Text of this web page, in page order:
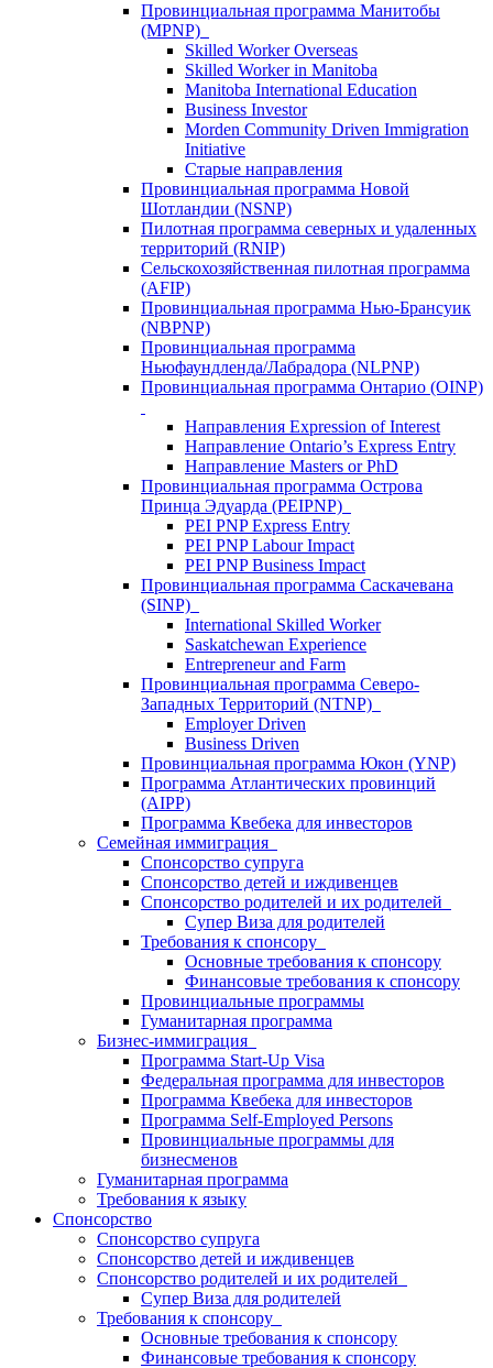
Провинциальная программа Манитобы
(MPNP)
Skilled Worker Overseas
Skilled Worker in Manitoba
Manitoba International Education
Business Investor
Morden Community Driven Immigration
Initiative
Старые направления
Провинциальная программа Новой
Шотландии (NSNP)
Пилотная программа северных и удаленных
территорий (RNIP)
Сельскохозяйственная пилотная программа
(AFIP)
Провинциальная программа Нью-Брансуик
(NBPNP)
Провинциальная программа
Ньюфаундленда/Лабрадора (NLPNP)
Провинциальная программа Онтарио (OINP)
Направления Expression of Interest
Направление Ontario’s Express Entry
Направление Masters or PhD
Провинциальная программа Острова
Принца Эдуарда (PEIPNP)
PEI PNP Express Entry
PEI PNP Labour Impact
PEI PNP Business Impact
Провинциальная программа Саскачевана
(SINP)
International Skilled Worker
Saskatchewan Experience
Entrepreneur and Farm
Провинциальная программа Северо-
Западных Территорий (NTNP)
Employer Driven
Business Driven
Провинциальная программа Юкон (YNP)
Программа Атлантических провинций
(AIPP)
Программа Квебека для инвесторов
Семейная иммиграция
Спонсорство супруга
Спонсорство детей и иждивенцев
Спонсорство родителей и их родителей
Супер Виза для родителей
Требования к спонсору
Основные требования к спонсору
Финансовые требования к спонсору
Провинциальные программы
Гуманитарная программа
Бизнес-иммиграция
Программа Start-Up Visa
Федеральная программа для инвесторов
Программа Квебека для инвесторов
Программа Self-Employed Persons
Провинциальные программы для
бизнесменов
Гуманитарная программа
Требования к языку
Спонсорство
Спонсорство супруга
Спонсорство детей и иждивенцев
Спонсорство родителей и их родителей
Супер Виза для родителей
Требования к спонсору
Основные требования к спонсору
Финансовые требования к спонсору